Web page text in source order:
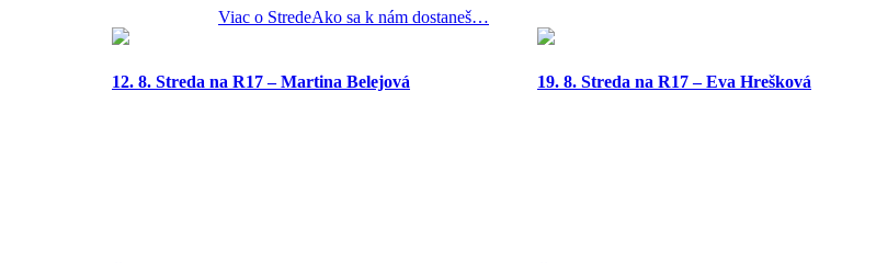
Viac o StredeAko sa k nám dostaneš…
12. 8. Streda na R17 – Martina Belejová 19. 8. Streda na R17 – Eva Hrešková